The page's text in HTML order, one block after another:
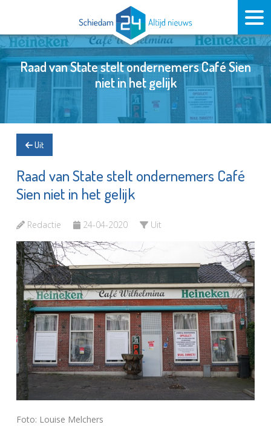
Raad van State stelt ondernemers Café Sien
niet in het gelijk
Uit
Raad van State stelt ondernemers Café
Sien niet in het gelijk
Redactie 24-04-2020 Uit
Foto: Louise Melchers